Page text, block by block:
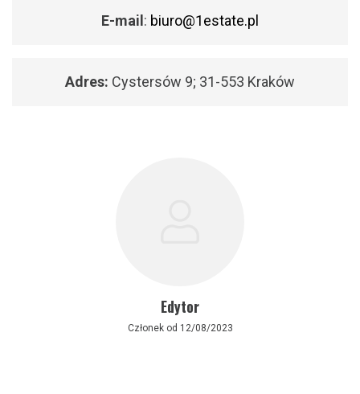
E-mail : biuro@1estate.pl
Adres: Cystersów 9; 31-553 Kraków
Edytor
Członek od 12/08/2023